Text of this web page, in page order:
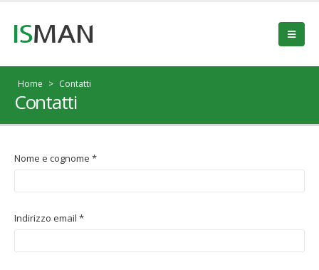
Home > Contatti
Contatti
Nome e cognome *
Indirizzo email *